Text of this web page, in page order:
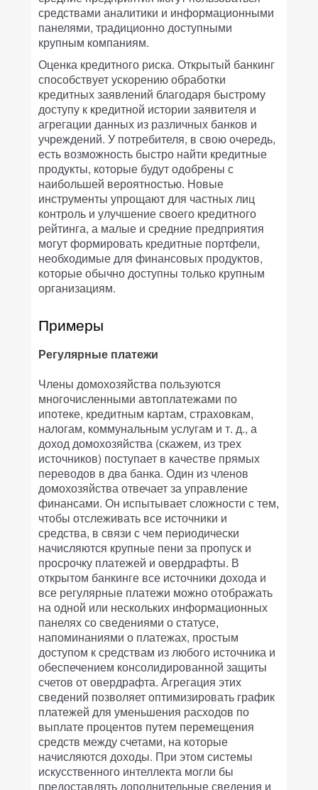
средствами аналитики и информационными
панелями, традиционно доступными
крупным компаниям.
Оценка кредитного риска. Открытый банкинг
способствует ускорению обработки
кредитных заявлений благодаря быстрому
доступу к кредитной истории заявителя и
агрегации данных из различных банков и
учреждений. У потребителя, в свою очередь,
есть возможность быстро найти кредитные
продукты, которые будут одобрены с
наибольшей вероятностью. Новые
инструменты упрощают для частных лиц
контроль и улучшение своего кредитного
рейтинга, а малые и средние предприятия
могут формировать кредитные портфели,
необходимые для финансовых продуктов,
которые обычно доступны только крупным
организациям.
Примеры
Регулярные платежи
Члены домохозяйства пользуются
многочисленными автоплатежами по
ипотеке, кредитным картам, страховкам,
налогам, коммунальным услугам и т. д., а
доход домохозяйства (скажем, из трех
источников) поступает в качестве прямых
переводов в два банка. Один из членов
домохозяйства отвечает за управление
финансами. Он испытывает сложности с тем,
чтобы отслеживать все источники и
средства, в связи с чем периодически
начисляются крупные пени за пропуск и
просрочку платежей и овердрафты. В
открытом банкинге все источники дохода и
все регулярные платежи можно отображать
на одной или нескольких информационных
панелях со сведениями о статусе,
напоминаниями о платежах, простым
доступом к средствам из любого источника и
обеспечением консолидированной защиты
счетов от овердрафта. Агрегация этих
сведений позволяет оптимизировать график
платежей для уменьшения расходов по
выплате процентов путем перемещения
средств между счетами, на которые
начисляются доходы. При этом системы
искусственного интеллекта могли бы
предоставлять дополнительные сведения и